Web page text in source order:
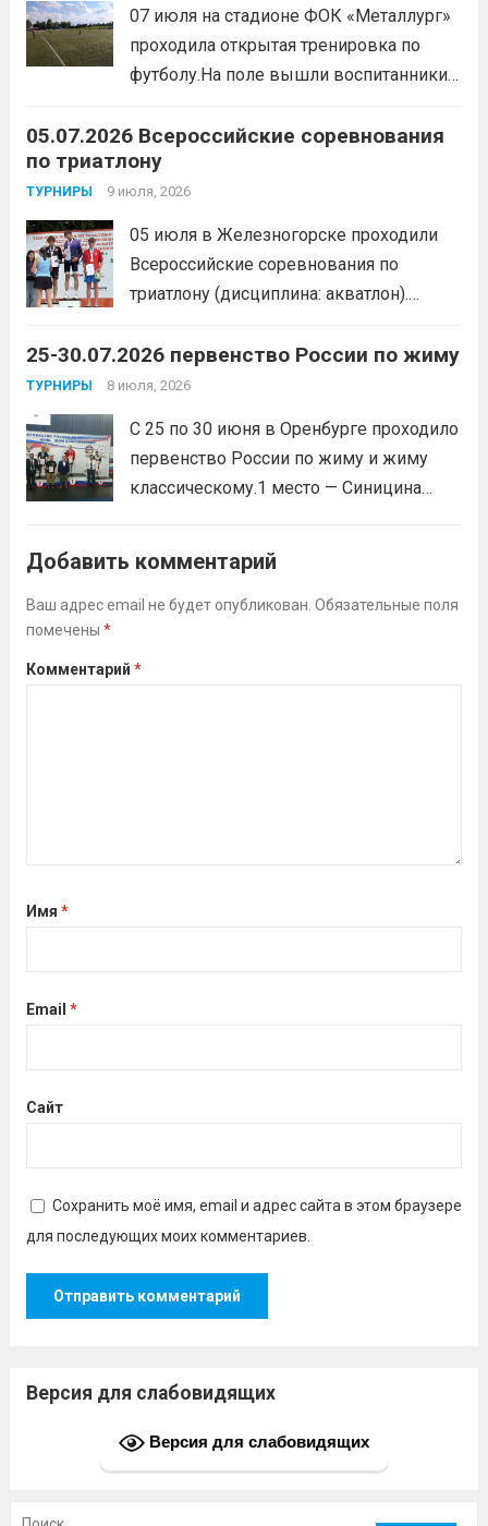
коллектива и пропаганду здорового
образа жизни. По итогам прохождения
всех этапов участники
07 июля на стадионе ФОК «Металлург»
проходила открытая тренировка по
футболу.На поле вышли воспитанники
Участники отработали технику владения
мячом и сыграли несколько коротких
товарищеских матчей.
05.07.2026 Всероссийские соревнования
по триатлону
ТУРНИРЫ 9 июля, 2026
05 июля в Железногорске проходили
Всероссийские соревнования по
триатлону (дисциплина: акватлон).
Макарова, Серов Станислав, занял 1
место. Подготовила спортсмена тренер-
Викторовна.Читать дальше
25-30.07.2026 первенство России по жиму
ТУРНИРЫ 8 июля, 2026
С 25 по 30 июня в Оренбурге проходило
первенство России по жиму и жиму
классическому.1 место — Синицина
(тренер Задорина Я.С.)
Добавить комментарий
Ваш адрес email не будет опубликован. Обязательные поля
помечены *
Комментарий *
Имя *
Email *
Сайт
Сохранить моё имя, email и адрес сайта в этом браузере
для последующих моих комментариев.
Версия для слабовидящих
Версия для слабовидящих